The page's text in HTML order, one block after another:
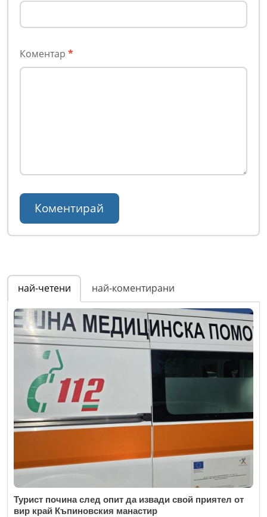
Коментар *
най-четени най-коментирани
Турист почина след опит да извади свой приятел от
вир край Къпиновския манастир